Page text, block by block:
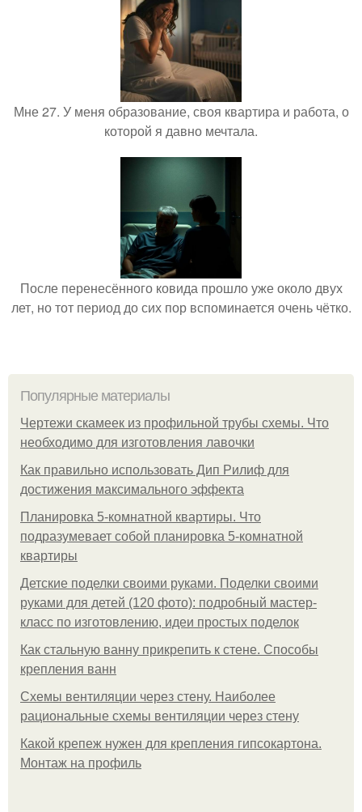
Мне 27. У меня образование, своя квартира и работа, о
которой я давно мечтала.
После перенесённого ковида прошло уже около двух
лет, но тот период до сих пор вспоминается очень чётко.
Популярные материалы
Чертежи скамеек из профильной трубы схемы. Что
необходимо для изготовления лавочки
Как правильно использовать Дип Рилиф для
достижения максимального эффекта
Планировка 5-комнатной квартиры. Что
подразумевает собой планировка 5-комнатной
квартиры
Детские поделки своими руками. Поделки своими
руками для детей (120 фото): подробный мастер-
класс по изготовлению, идеи простых поделок
Как стальную ванну прикрепить к стене. Способы
крепления ванн
Схемы вентиляции через стену. Наиболее
рациональные схемы вентиляции через стену
Какой крепеж нужен для крепления гипсокартона.
Монтаж на профиль